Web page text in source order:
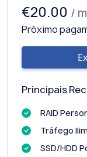
€20.00 /
Próximo
Principais
RAID
Tráfego
SSD/HDD